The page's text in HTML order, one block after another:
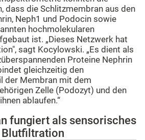
dass die Schlitzmembran aus den
Neph1 und Podocin sowie
hochmolekularen
ist. „Dieses Netzwerk hat
sagt Kocylowski. „Es dient als
Proteine Nephrin
gleichzeitig den
der Membran mit dem
Zelle (Podozyt) und den
ablaufen.“
fungiert als sensorisches
Blutfiltration